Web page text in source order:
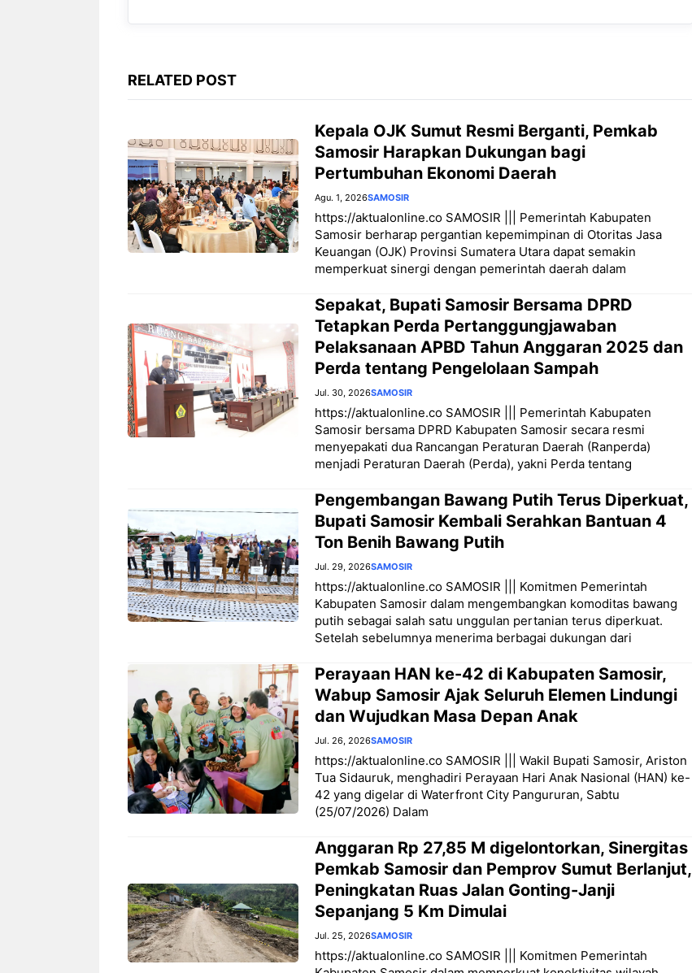
r
RELATED POST
Kepala OJK Sumut Resmi Berganti, Pemkab
Samosir Harapkan Dukungan bagi
Pertumbuhan Ekonomi Daerah
Agu. 1, 2026SAMOSIR
https://aktualonline.co SAMOSIR ||| Pemerintah Kabupaten
Samosir berharap pergantian kepemimpinan di Otoritas Jasa
Keuangan (OJK) Provinsi Sumatera Utara dapat semakin
memperkuat sinergi dengan pemerintah daerah dalam
Sepakat, Bupati Samosir Bersama DPRD
Tetapkan Perda Pertanggungjawaban
Pelaksanaan APBD Tahun Anggaran 2025 dan
Perda tentang Pengelolaan Sampah
Jul. 30, 2026SAMOSIR
https://aktualonline.co SAMOSIR ||| Pemerintah Kabupaten
Samosir bersama DPRD Kabupaten Samosir secara resmi
menyepakati dua Rancangan Peraturan Daerah (Ranperda)
menjadi Peraturan Daerah (Perda), yakni Perda tentang
Pengembangan Bawang Putih Terus Diperkuat,
Bupati Samosir Kembali Serahkan Bantuan 4
Ton Benih Bawang Putih
Jul. 29, 2026SAMOSIR
https://aktualonline.co SAMOSIR ||| Komitmen Pemerintah
Kabupaten Samosir dalam mengembangkan komoditas bawang
putih sebagai salah satu unggulan pertanian terus diperkuat.
Setelah sebelumnya menerima berbagai dukungan dari
Perayaan HAN ke-42 di Kabupaten Samosir,
Wabup Samosir Ajak Seluruh Elemen Lindungi
dan Wujudkan Masa Depan Anak
Jul. 26, 2026SAMOSIR
https://aktualonline.co SAMOSIR ||| Wakil Bupati Samosir, Ariston
Tua Sidauruk, menghadiri Perayaan Hari Anak Nasional (HAN) ke-
42 yang digelar di Waterfront City Pangururan, Sabtu
(25/07/2026) Dalam
Anggaran Rp 27,85 M digelontorkan, Sinergitas
Pemkab Samosir dan Pemprov Sumut Berlanjut,
Peningkatan Ruas Jalan Gonting-Janji
Sepanjang 5 Km Dimulai
Jul. 25, 2026SAMOSIR
https://aktualonline.co SAMOSIR ||| Komitmen Pemerintah